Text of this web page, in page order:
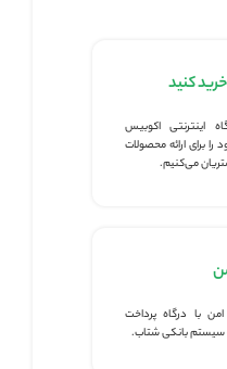
کنید
اینترنتی اکوبیس
برای ارائه محصولات
می‌کنیم.
با درگاه پرداخت
بانکی شتاب.